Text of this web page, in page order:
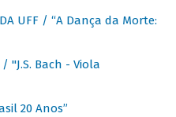
DA UFF / “A Dança da Morte:
"J.S. Bach - Viola
20 Anos”